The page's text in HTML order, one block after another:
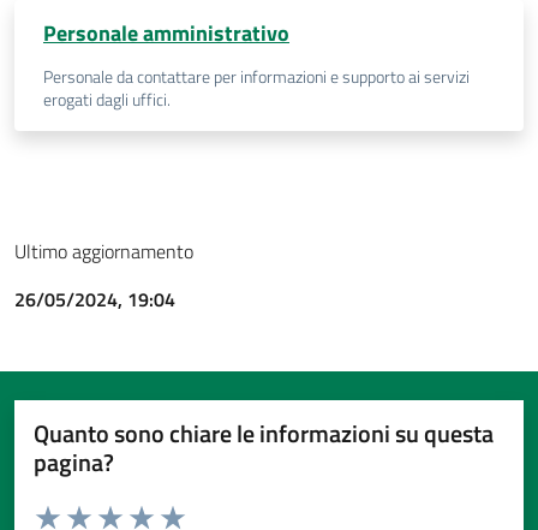
Personale amministrativo
Personale da contattare per informazioni e supporto ai servizi
erogati dagli uffici.
Ultimo aggiornamento
26/05/2024, 19:04
Quanto sono chiare le informazioni su questa
pagina?
Valuta da 1 a 5 stelle la pagina